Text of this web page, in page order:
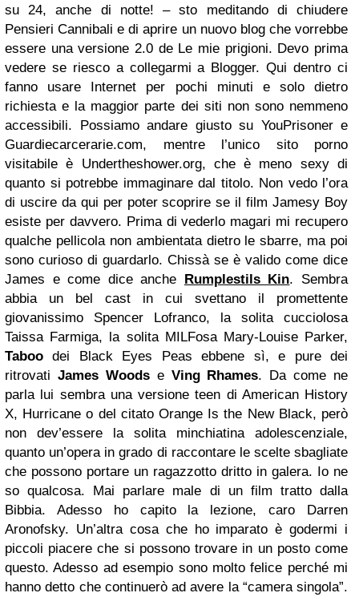
su 24, anche di notte! – sto meditando di chiudere
Pensieri Cannibali e di aprire un nuovo blog che vorrebbe
essere una versione 2.0 de Le mie prigioni. Devo prima
vedere se riesco a collegarmi a Blogger. Qui dentro ci
fanno usare Internet per pochi minuti e solo dietro
richiesta e la maggior parte dei siti non sono nemmeno
accessibili. Possiamo andare giusto su YouPrisoner e
Guardiecarcerarie.com, mentre l’unico sito porno
visitabile è Undertheshower.org, che è meno sexy di
quanto si potrebbe immaginare dal titolo. Non vedo l’ora
di uscire da qui per poter scoprire se il film Jamesy Boy
esiste per davvero. Prima di vederlo magari mi recupero
qualche pellicola non ambientata dietro le sbarre, ma poi
sono curioso di guardarlo. Chissà se è valido come dice
James e come dice anche Rumplestils Kin. Sembra
abbia un bel cast in cui svettano il promettente
giovanissimo Spencer Lofranco, la solita cucciolosa
Taissa Farmiga, la solita MILFosa Mary-Louise Parker,
Taboo dei Black Eyes Peas ebbene sì, e pure dei
ritrovati James Woodse Ving Rhames. Da come ne
parla lui sembra una versione teen di American History
X, Hurricane o del citato Orange Is the New Black, però
non dev’essere la solita minchiatina adolescenziale,
quanto un’opera in grado di raccontare le scelte sbagliate
che possono portare un ragazzotto dritto in galera. Io ne
so qualcosa. Mai parlare male di un film tratto dalla
Bibbia. Adesso ho capito la lezione, caro Darren
Aronofsky. Un’altra cosa che ho imparato è godermi i
piccoli piacere che si possono trovare in un posto come
questo. Adesso ad esempio sono molto felice perché mi
hanno detto che continuerò ad avere la “camera singola”.